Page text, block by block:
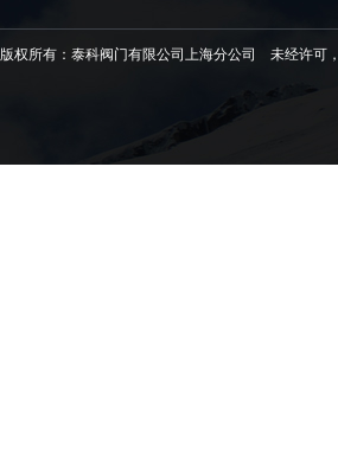
版权所有：泰科阀门有限公司上海分公司 未经许可